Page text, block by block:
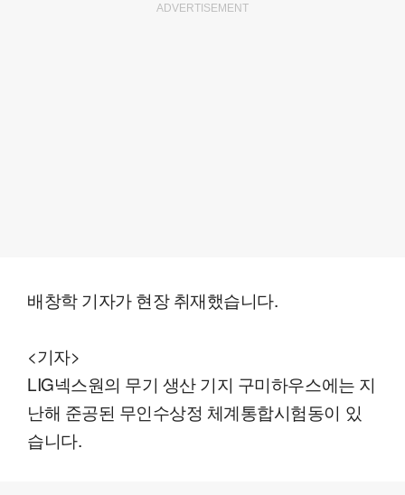
ADVERTISEMENT
배창학 기자가 현장 취재했습니다.
<기자>
LIG넥스원의 무기 생산 기지 구미하우스에는 지
난해 준공된 무인수상정 체계통합시험동이 있
습니다.